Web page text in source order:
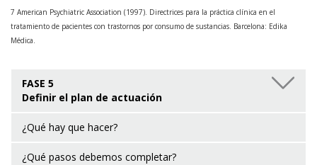
7 American Psychiatric Association (1997). Directrices para la práctica clínica en el
tratamiento de pacientes con trastornos por consumo de sustancias. Barcelona: Edika
Médica.
FASE 5
Definir el plan de actuación
¿Qué hay que hacer?
¿Qué pasos debemos completar?